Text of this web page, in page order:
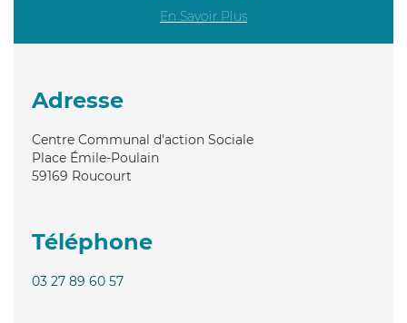
En Savoir Plus
Adresse
Centre Communal d'action Sociale
Place Émile-Poulain
59169 Roucourt
Téléphone
03 27 89 60 57